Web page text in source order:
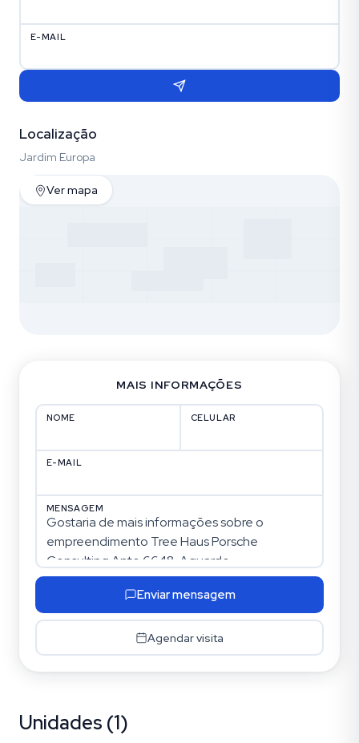
E-MAIL
Localização
Jardim Europa
Ver mapa
MAIS INFORMAÇÕES
NOME CELULAR
E-MAIL
MENSAGEM
Enviar mensagem
Agendar visita
Unidades (1)
Jardim Europa